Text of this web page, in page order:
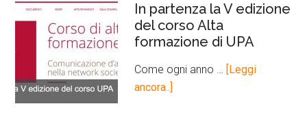
In partenza la V edizione
del corso Alta
formazione di UPA
Come ogni anno …
[Leggi
ancora..]